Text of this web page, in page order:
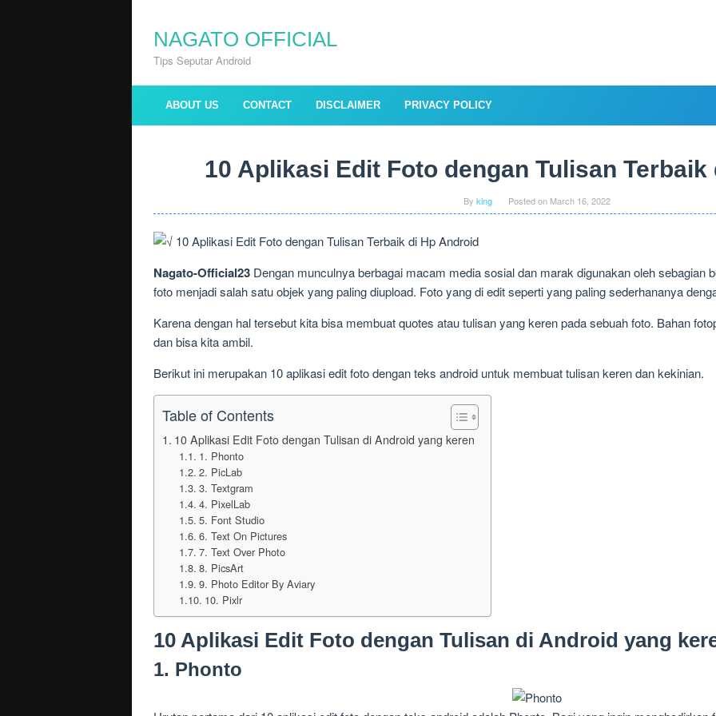
contentNAGATO OFFICIAL
Tips Seputar Android
ABOUT US CONTACT DISCLAIMER PRIVACY POLICY
10 Aplikasi Edit Foto dengan Tulisan
By king Posted on March 16, 2022
Nagato-Official23 Dengan munculnya berbagai macam media sosial dan marak digunakan oleh sebagian
foto menjadi salah satu objek yang paling diupload. Foto yang di edit seperti yang paling sederhananya
Karena dengan hal tersebut kita bisa membuat quotes atau tulisan yang keren pada sebuah foto. Bahan
dan bisa kita ambil.
Berikut ini merupakan 10 aplikasi edit foto dengan teks android untuk membuat tulisan keren dan kekinian.
Table of Contents
10 Aplikasi Edit Foto dengan Tulisan di Android yang keren
1. Phonto
2. PicLab
3. Textgram
4. PixelLab
5. Font Studio
6. Text On Pictures
7. Text Over Photo
8. PicsArt
9. Photo Editor By Aviary
10. Pixlr
10 Aplikasi Edit Foto dengan Tulisan di Android yang
1. Phonto